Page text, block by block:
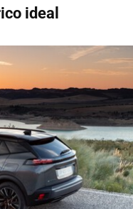
ideal